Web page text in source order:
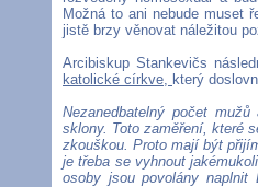
Možná to ani nebude muset
jistě brzy věnovat náležitou
Arcibiskup Stankevičs
katolické církve, který
Nezanedbatelný počet
sklony. Toto zaměření, které
zkouškou. Proto mají být
je třeba se vyhnout
osoby jsou povolány